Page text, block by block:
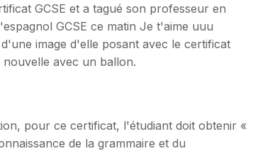
GCSE et a tagué son professeur en
GCSE ce matin Je t'aime uuu
image d'elle posant avec le certificat
avec un ballon.
pour ce certificat, l'étudiant doit obtenir «
de la grammaire et du